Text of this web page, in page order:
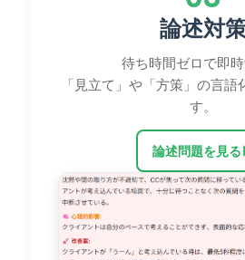
論述対
待ち時間ゼロで即時
「見立て」や「方策」の言語
す。
論述問題を見る